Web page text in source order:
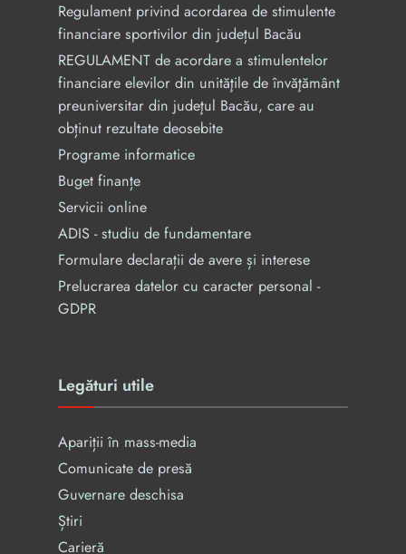
Regulament privind acordarea de stimulente
financiare sportivilor din județul Bacău
REGULAMENT de acordare a stimulentelor
financiare elevilor din unităţile de învăţământ
preuniversitar din judeţul Bacău, care au
obținut rezultate deosebite
Programe informatice
Buget finanțe
Servicii online
ADIS - studiu de fundamentare
Formulare declarații de avere și interese
Prelucrarea datelor cu caracter personal -
GDPR
Legături utile
Apariții în mass-media
Comunicate de presă
Guvernare deschisa
Știri
Carieră